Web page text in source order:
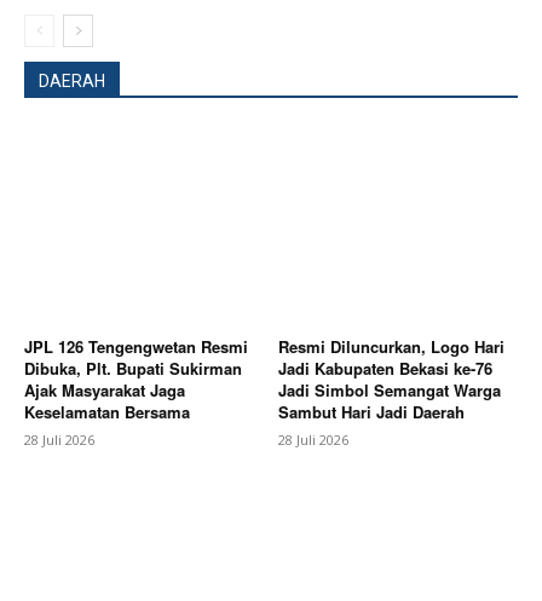
DAERAH
JPL 126 Tengengwetan Resmi
Dibuka, Plt. Bupati Sukirman
Ajak Masyarakat Jaga
Keselamatan Bersama
28 Juli 2026
Resmi Diluncurkan, Logo Hari
Jadi Kabupaten Bekasi ke-76
Jadi Simbol Semangat Warga
Sambut Hari Jadi Daerah
28 Juli 2026